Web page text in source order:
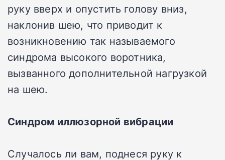
руку вверх и опустить голову вниз,
наклонив шею, что приводит к
возникновению так называемого
синдрома высокого воротника,
вызванного дополнительной нагрузкой
на шею.
Синдром иллюзорной вибрации
Случалось ли вам, поднеся руку к